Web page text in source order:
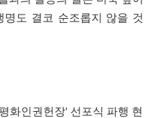
도 결코 순조롭지 않을 것
화인권헌장' 선포식 파행 현